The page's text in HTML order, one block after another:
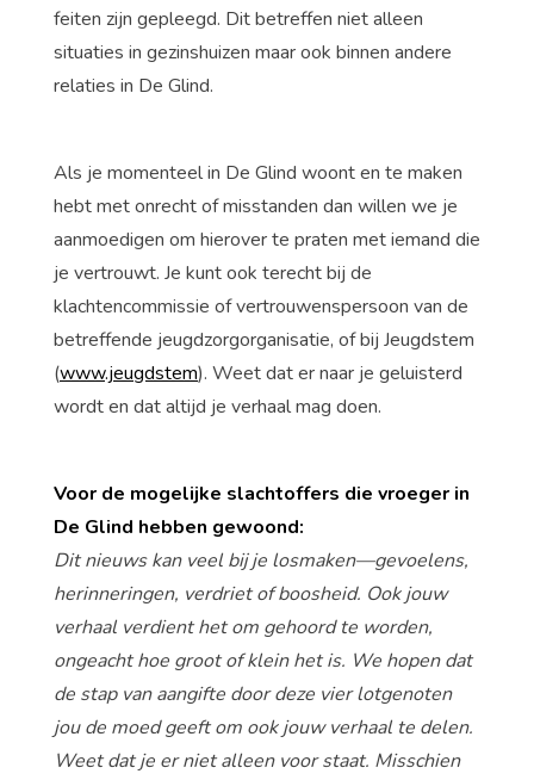
feiten zijn gepleegd. Dit betreffen niet alleen
situaties in gezinshuizen maar ook binnen andere
relaties in De Glind.
Als je momenteel in De Glind woont en te maken
hebt met onrecht of misstanden dan willen we je
aanmoedigen om hierover te praten met iemand die
je vertrouwt. Je kunt ook terecht bij de
klachtencommissie of vertrouwenspersoon van de
betreffende jeugdzorgorganisatie, of bij Jeugdstem
(www.jeugdstem). Weet dat er naar je geluisterd
wordt en dat altijd je verhaal mag doen.
Voor de mogelijke slachtoffers die vroeger in
De Glind hebben gewoond:
Dit nieuws kan veel bij je losmaken—gevoelens,
herinneringen, verdriet of boosheid. Ook jouw
verhaal verdient het om gehoord te worden,
ongeacht hoe groot of klein het is. We hopen dat
de stap van aangifte door deze vier lotgenoten
jou de moed geeft om ook jouw verhaal te delen.
Weet dat je er niet alleen voor staat. Misschien